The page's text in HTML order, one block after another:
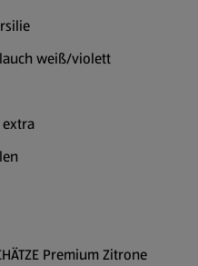
weiß/violett
extra
Premium Zitrone